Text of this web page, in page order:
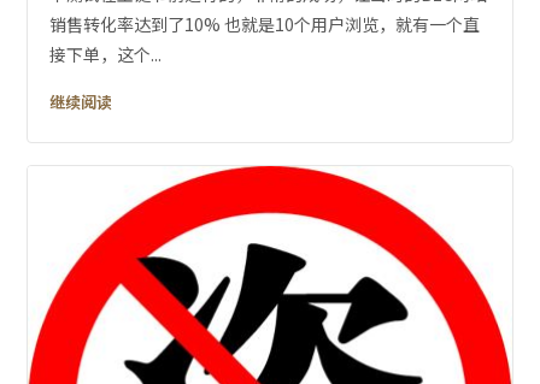
销售转化率达到了10% 也就是10个用户浏览，就有一个直
接下单，这个...
继续阅读